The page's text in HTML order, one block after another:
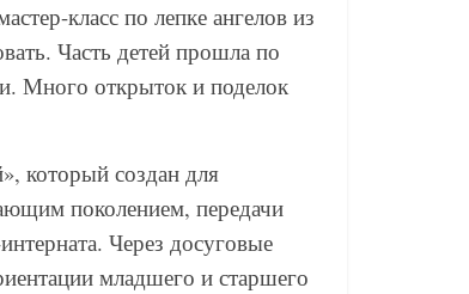
класс по лепке ангелов из
Часть детей прошла по
Много открыток и поделок
который создан для
поколением, передачи
Через досуговые
младшего и старшего